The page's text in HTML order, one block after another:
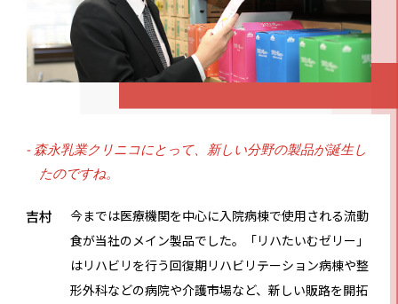
- 森永乳業クリニコにとって、新しい分野の製品が誕生し
たのですね。
吉村
今までは医療機関を中心に入院病棟で使用される流動
食が当社のメイン製品でした。「リハたいむゼリー」
はリハビリを行う回復期リハビリテーション病棟や整
形外科などの病院や介護市場など、新しい販路を開拓